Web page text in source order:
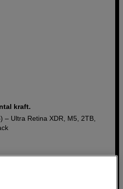
kraft.
– Ultra Retina XDR, M5, 2TB,